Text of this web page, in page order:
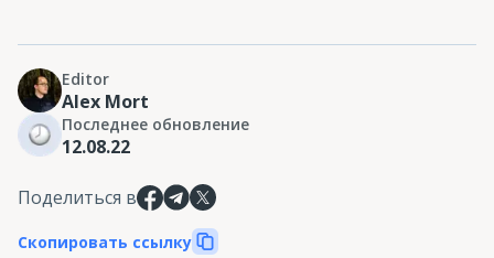
Editor
Alex Mort
Последнее обновление
12.08.22
Поделиться в
Скопировать ссылку